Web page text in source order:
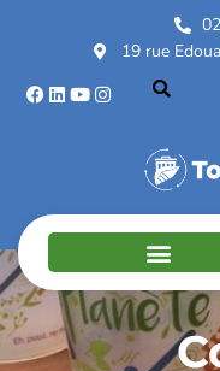
19 rue